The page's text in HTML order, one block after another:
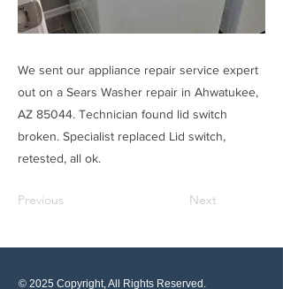
We sent our appliance repair service expert
out on a Sears Washer repair in Ahwatukee,
AZ 85044. Technician found lid switch
broken. Specialist replaced Lid switch,
retested, all ok.
Previous Next
© 2025 Copyright, All Rights Reserved.